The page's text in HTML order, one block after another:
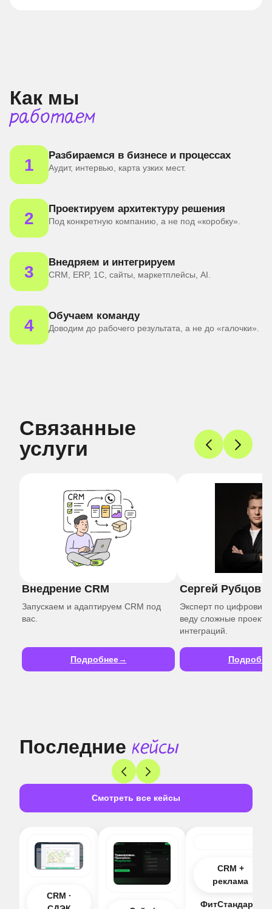
Как мы
работаем
1 Разбираемся в бизнесе и процессах
Аудит, интервью, карта узких мест.
2 Проектируем архитектуру решения
Под конкретную компанию, а не под «коробку».
3 Внедряем и интегрируем
CRM, ERP, 1С, сайты, маркетплейсы, AI.
4 Обучаем команду
Доводим до рабочего результата, а не до «галочки».
Связанные
услуги
Внедрение CRM
Запускаем и адаптируем CRM под
вас.
Подробнее
Сергей Рубцов
Эксперт по
веду сложные
интеграций.
Последние кейсы
Смотреть все кейсы
CRM ·
CRM +
реклама
ФитСтандарт: